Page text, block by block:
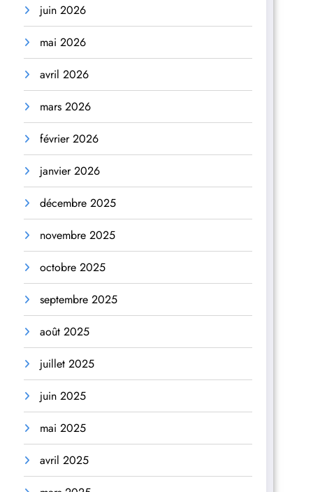
juin 2026
mai 2026
avril 2026
mars 2026
février 2026
janvier 2026
décembre 2025
novembre 2025
octobre 2025
septembre 2025
août 2025
juillet 2025
juin 2025
mai 2025
avril 2025